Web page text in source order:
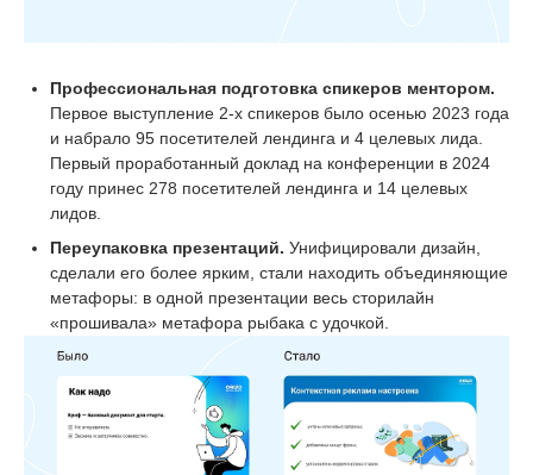
Профессиональная подготовка спикеров ментором.
Первое выступление 2-х спикеров было осенью 2023 года
и набрало 95 посетителей лендинга и 4 целевых лида.
Первый проработанный доклад на конференции в 2024
году принес 278 посетителей лендинга и 14 целевых
лидов.
Переупаковка презентаций. Унифицировали дизайн,
сделали его более ярким, стали находить объединяющие
метафоры: в одной презентации весь сторилайн
«прошивала» метафора рыбака с удочкой.